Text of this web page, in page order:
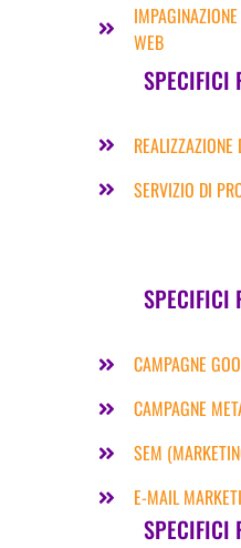
WEB
SPECIFICI
SERVIZIO DI
SPECIFICI
CAMPAGNE
CAMPAGNE
SEM
E-MAIL
SPECIFICI